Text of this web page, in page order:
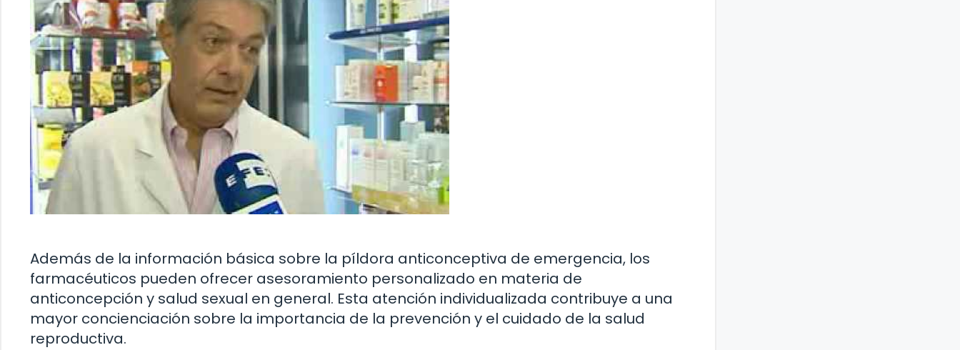
Además de la información básica sobre la píldora anticonceptiva de emergencia, los
farmacéuticos pueden ofrecer asesoramiento personalizado en materia de
anticoncepción y salud sexual en general. Esta atención individualizada contribuye a una
mayor concienciación sobre la importancia de la prevención y el cuidado de la salud
reproductiva.